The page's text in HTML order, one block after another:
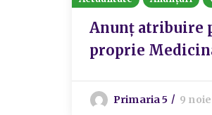
Anunț atribuire
proprie
Primaria 5 9